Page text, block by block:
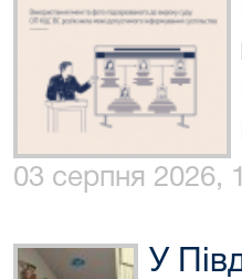
03 серпня 2026,
У